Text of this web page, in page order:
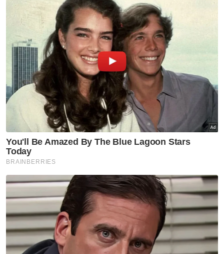
Naib Ketua DAPSY menyifatkan
penolakan UEC oleh pemimpin UMNO
dan PAS sebagai hipokrit
Pengiktirafan UEC bukan agenda baharu
kerajaan perpaduan dan bukan hanya janji
Kerajaan negeri Sabah dan Sarawak
mengiktiraf UEC, menunjukkan ia praktikal
dalam sistem pendidikan negara
Kerajaan Perpaduan berkomitmen
melaksanakan reformasi pendidikan,
sebahagian daripadanya
Muat turun aplikasi Sinar Harian.Klik di sini!